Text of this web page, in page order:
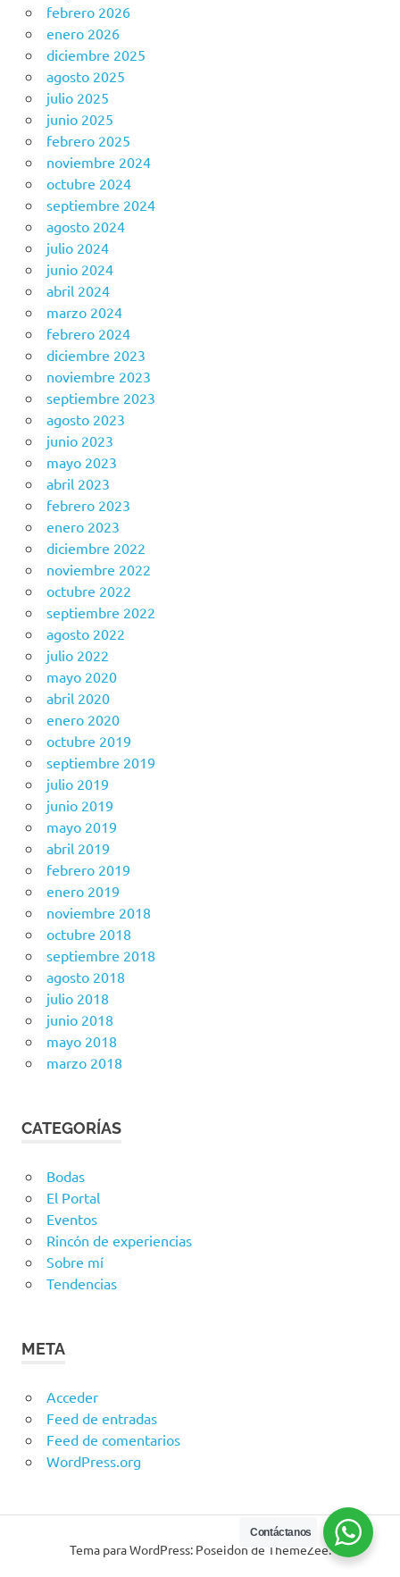
febrero 2026
enero 2026
diciembre 2025
agosto 2025
julio 2025
junio 2025
febrero 2025
noviembre 2024
octubre 2024
septiembre 2024
agosto 2024
julio 2024
junio 2024
abril 2024
marzo 2024
febrero 2024
diciembre 2023
noviembre 2023
septiembre 2023
agosto 2023
junio 2023
mayo 2023
abril 2023
febrero 2023
enero 2023
diciembre 2022
noviembre 2022
octubre 2022
septiembre 2022
agosto 2022
julio 2022
mayo 2020
abril 2020
enero 2020
octubre 2019
septiembre 2019
julio 2019
junio 2019
mayo 2019
abril 2019
febrero 2019
enero 2019
noviembre 2018
octubre 2018
septiembre 2018
agosto 2018
julio 2018
junio 2018
mayo 2018
marzo 2018
CATEGORÍAS
Bodas
El Portal
Eventos
Rincón de experiencias
Sobre mí
Tendencias
META
Acceder
Feed de entradas
Feed de comentarios
WordPress.org
Tema para WordPress: Poseidon de ThemeZee.
Contáctanos